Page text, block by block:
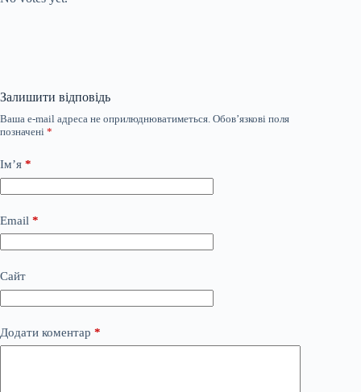
Залишити відповідь
Ваша e-mail адреса не оприлюднюватиметься. Обов’язкові поля
позначені *
Ім’я *
Email *
Сайт
Додати коментар *